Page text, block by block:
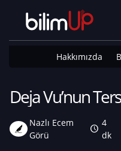
Hakkımızda
Deja Vu’nun
Nazlı Ecem
Görü
4
dk